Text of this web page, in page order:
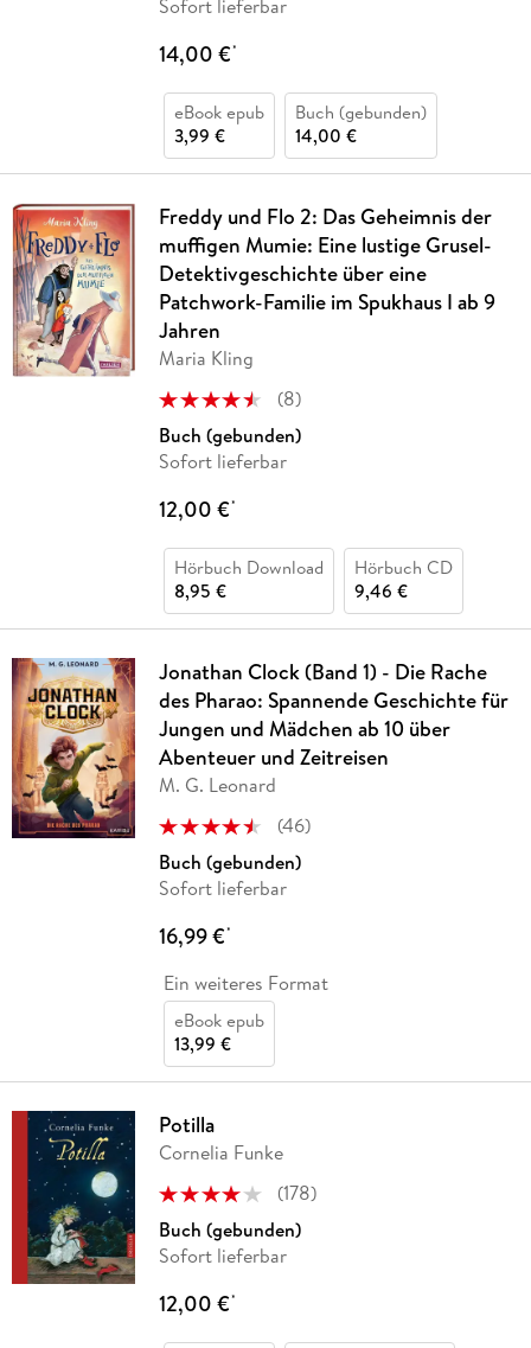
Sofort lieferbar
14,00 €*
eBook epub
3,99 €
Buch (gebunden)
14,00 €
Freddy und Flo 2: Das Geheimnis der
muffigen Mumie: Eine lustige Grusel-
Detektivgeschichte über eine
Patchwork-Familie im Spukhaus I ab 9
Jahren
Maria Kling
(8)
Buch (gebunden)
Sofort lieferbar
12,00 €*
Hörbuch Download
8,95 €
Hörbuch CD
9,46 €
Jonathan Clock (Band 1) - Die Rache
des Pharao: Spannende Geschichte für
Jungen und Mädchen ab 10 über
Abenteuer und Zeitreisen
M. G. Leonard
(46)
Buch (gebunden)
Sofort lieferbar
16,99 €*
Ein weiteres Format
eBook epub
13,99 €
Potilla
Cornelia Funke
(178)
Buch (gebunden)
Sofort lieferbar
12,00 €*